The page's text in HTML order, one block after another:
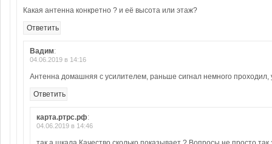
Какая антенна конкретно ? и её высота или этаж?
Ответить
Вадим:
04.06.2019 в 14:16
Антенна домашняя с усилителем, раньше сигнал немного
Ответить
карта.ртрс.рф:
04.06.2019 в 14:46